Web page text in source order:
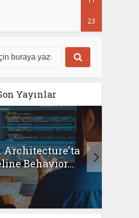
23
Yayınlar
Architecture’ta
Behavior...